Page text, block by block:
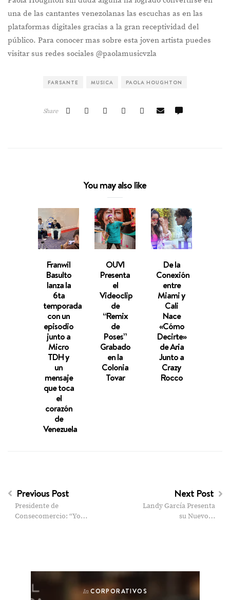
una de las cantantes venezolanas las escuchas as en las
plataformas digitales gracias a la gran receptividad del
público. Para conocer mas sobre esta joven artista puedes
visitar sus redes sociales @paolamusicvzla
FARSANTE MUSICA PAOLA HOUGHTON
Share
You may also like
Franwil
Basulto
lanza la
6ta
temporada
con un
episodio
junto a
Micro
TDH y
un
mensaje
que toca
el
corazón
de
Venezuela
OUVI
Presenta
el
Videoclip
de
“Remix
de
Poses”
Grabado
en la
Colonia
Tovar
De la
Conexión
entre
Miami y
Cali
Nace
«Cómo
Decirte»
de Aria
Junto a
Crazy
Rocco
Previous Post
Presidente de
Consecomercio: “Yo…
Next Post
Landy García Presenta
su Nuevo…
In CORPORATIVOS